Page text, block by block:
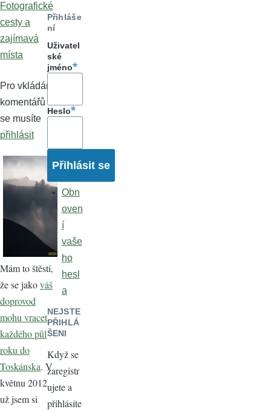
Fotografické
cesty a
zajímavá
místa
Pro vkládání
komentářů
se musíte
přihlásit
Mám to štěstí,
že se jakováš
doprovod
mohu vracet
každého půl
roku do
Toskánska. V
květnu 2012
už jsem si
Přihláše
ní
Uživatel
ské
jméno
Heslo
Obn
oven
í
vaše
ho
hesl
a
NEJSTE
PŘIHLÁ
ŠENI
Když se
zaregistr
ujete a
přihlásíte